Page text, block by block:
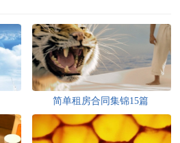
简单租房合同集锦15篇